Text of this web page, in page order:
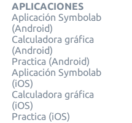
APLICACIONES
Aplicación Symbolab
(Android)
Calculadora gráfica
(Android)
Practica (Android)
Aplicación Symbolab
(iOS)
Calculadora gráfica
(iOS)
Practica (iOS)